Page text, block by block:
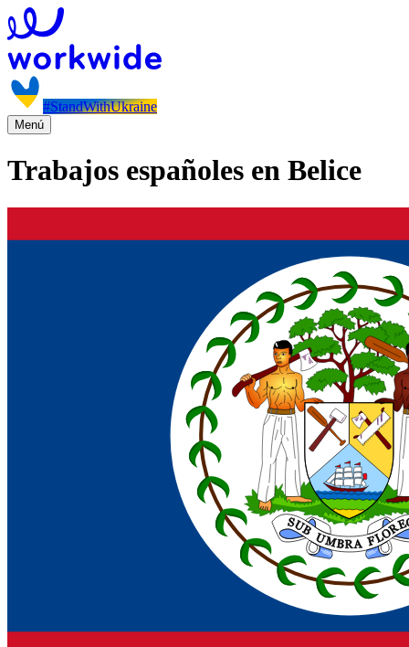
#StandWithUkraine
Menú
Trabajos españoles en Belice